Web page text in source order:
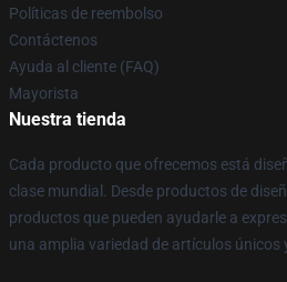
Políticas de reembolso
Contáctenos
Ayuda al cliente (FAQ)
Mayorista
Nuestra tienda
Cada producto que ofrecemos está
clase mundial. Desde productos de
productos que pueden ayudarle a
una amplia variedad de artículos únicos